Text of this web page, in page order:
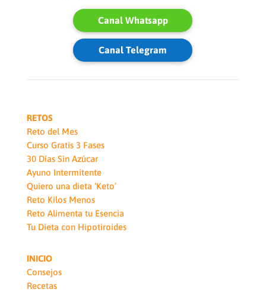
Canal Whatsapp
Canal Telegram
RETOS
Reto del Mes
Curso Gratis 3 Fases
30 Días Sin Azúcar
Ayuno Intermitente
Quiero una dieta ‘Keto’
Reto Kilos Menos
Reto Alimenta tu Esencia
Tu Dieta con Hipotiroides
INICIO
Consejos
Recetas